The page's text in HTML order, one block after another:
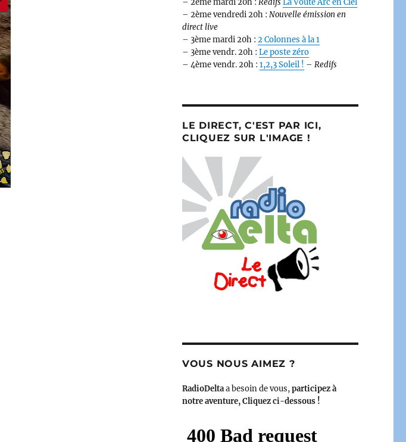
et Franc-maçonnerie – Michel Baron, Jean-Claude Elalouf – 29 mars
– 2ème mardi 20h : Redifs La Voûte Arc en Ciel
– 2ème vendredi 20h : Nouvelle émission en
direct live
– 3ème mardi 20h : 2 Colonnes à la 1
– 3ème vendr. 20h : Le poste zéro
– 4ème vendr. 20h : 1,2,3 Soleil ! – Redifs
LE DIRECT, C'EST PAR ICI,
CLIQUEZ SUR L'IMAGE !
VOUS NOUS AIMEZ ?
RadioDeltaa besoin de vous,participez à
notre aventure, Cliquez ci-dessous !